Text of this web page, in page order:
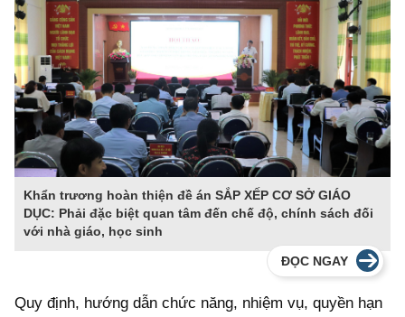
Khẩn trương hoàn thiện đề án SẮP XẾP CƠ SỞ GIÁO
DỤC: Phải đặc biệt quan tâm đến chế độ, chính sách đối
với nhà giáo, học sinh
ĐỌC NGAY
Quy định, hướng dẫn chức năng, nhiệm vụ, quyền hạn